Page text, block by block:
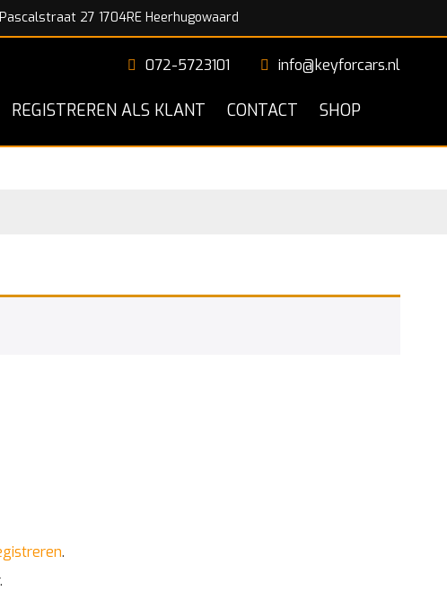
Pascalstraat 27 1704RE Heerhugowaard
072-5723101 info@keyforcars.nl
REGISTREREN ALS KLANT CONTACT SHOP
.